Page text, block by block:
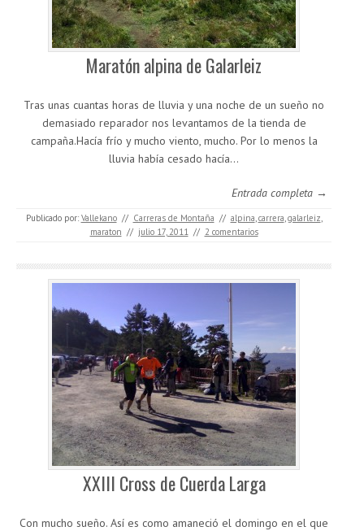
Maratón alpina de Galarleiz
Tras unas cuantas horas de lluvia y una noche de un sueño no
demasiado reparador nos levantamos de la tienda de
campaña.Hacía frío y mucho viento, mucho. Por lo menos la
lluvia había cesado hacía…
Entrada completa →
Publicado por: Vallekano // Carreras de Montaña // alpina,carrera,galarleiz,
maraton // julio 17, 2011 // 2 comentarios
XXIII Cross de Cuerda Larga
Con mucho sueño. Así es como amaneció el domingo en el que